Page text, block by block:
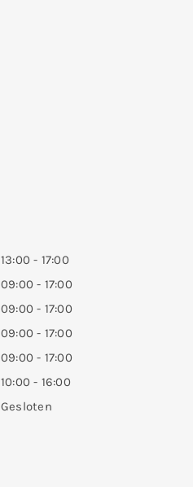
13:00 - 17:00
09:00 - 17:00
09:00 - 17:00
09:00 - 17:00
09:00 - 17:00
10:00 - 16:00
Gesloten